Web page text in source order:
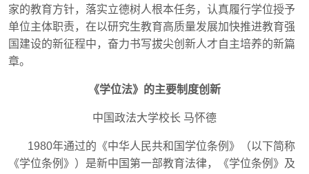
家的教育方针，落实立德树人根本任务，认真履行学位授予
单位主体职责，在以研究生教育高质量发展加快推进教育强
国建设的新征程中，奋力书写拔尖创新人才自主培养的新篇
章。
《学位法》的主要制度创新
中国政法大学校长 马怀德
1980年通过的《中华人民共和国学位条例》（以下简称
《学位条例》）是新中国第一部教育法律，《学位条例》及